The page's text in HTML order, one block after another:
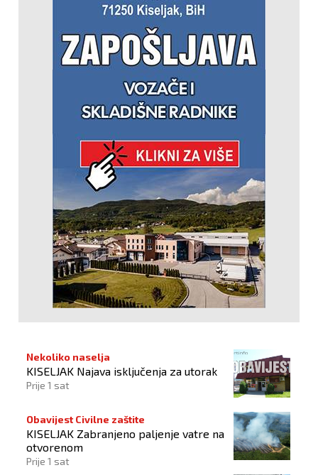
Nekoliko naselja
KISELJAK Najava isključenja za utorak
Prije 1 sat
Obavijest Civilne zaštite
KISELJAK Zabranjeno paljenje vatre na
otvorenom
Prije 1 sat